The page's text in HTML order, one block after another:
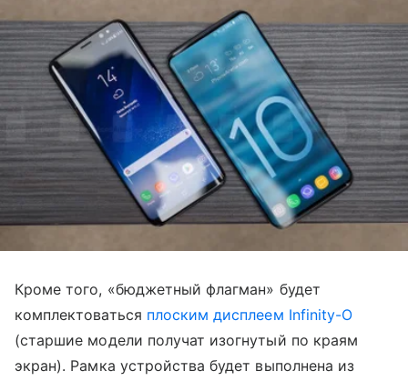
Кроме того, «бюджетный флагман» будет
комплектоваться плоским дисплеем Infinity-O
(старшие модели получат изогнутый по краям
экран). Рамка устройства будет выполнена из